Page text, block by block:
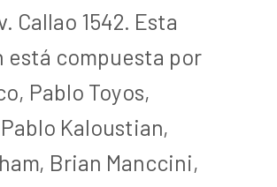
Callao 1542. Esta
está compuesta por
Pablo Toyos,
Kaloustian,
Brian Manccini,